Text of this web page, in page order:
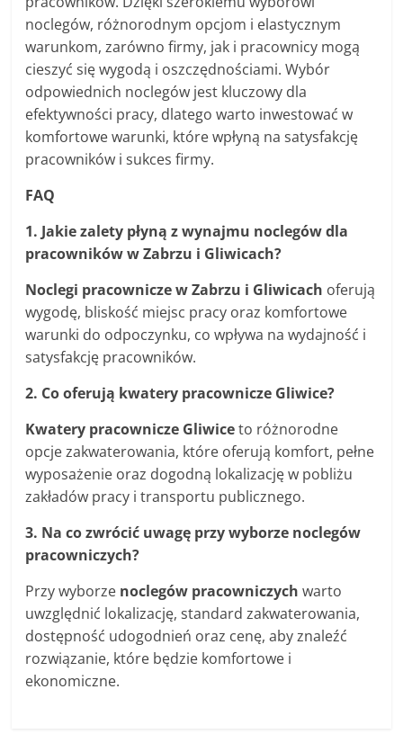
noclegów, różnorodnym opcjom i elastycznym
warunkom, zarówno firmy, jak i pracownicy mogą
cieszyć się wygodą i oszczędnościami. Wybór
odpowiednich noclegów jest kluczowy dla
efektywności pracy, dlatego warto inwestować w
komfortowe warunki, które wpłyną na satysfakcję
pracowników i sukces firmy.
FAQ
1. Jakie zalety płyną z wynajmu noclegów dla
pracowników w Zabrzu i Gliwicach?
Noclegi pracownicze w Zabrzu i Gliwicach oferują
wygodę, bliskość miejsc pracy oraz komfortowe
warunki do odpoczynku, co wpływa na wydajność i
satysfakcję pracowników.
2. Co oferują kwatery pracownicze Gliwice?
Kwatery pracownicze Gliwiceto różnorodne
opcje zakwaterowania, które oferują komfort, pełne
wyposażenie oraz dogodną lokalizację w pobliżu
zakładów pracy i transportu publicznego.
3. Na co zwrócić uwagę przy wyborze noclegów
pracowniczych?
Przy wyborze noclegów pracowniczych warto
uwzględnić lokalizację, standard zakwaterowania,
dostępność udogodnień oraz cenę, aby znaleźć
rozwiązanie, które będzie komfortowe i
ekonomiczne.